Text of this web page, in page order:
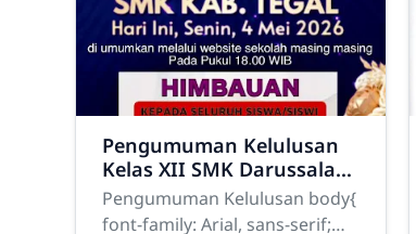
Pengumuman Kelulusan
Kelas XII SMK Darussalam
Balapulang Tahun
2025/2026
Pengumuman Kelulusan body{
font-family: Arial, sans-serif;